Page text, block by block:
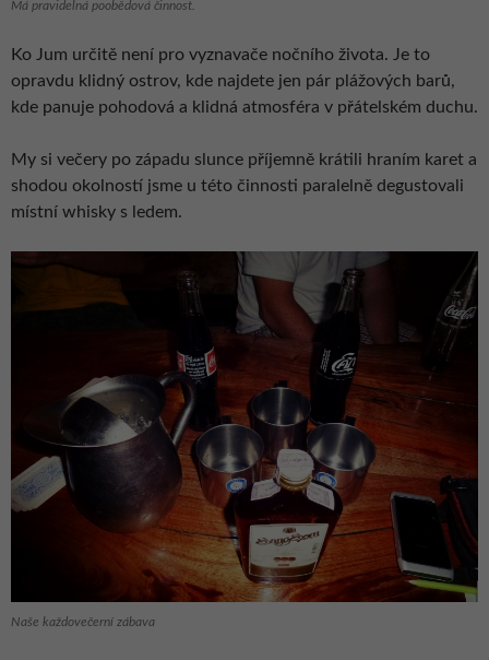
Má pravidelná poobědová činnost.
Ko Jum určitě není pro vyznavače nočního života. Je to
opravdu klidný ostrov, kde najdete jen pár plážových barů,
kde panuje pohodová a klidná atmosféra v přátelském duchu.
My si večery po západu slunce příjemně krátili hraním karet a
shodou okolností jsme u této činnosti paralelně degustovali
místní whisky s ledem.
Naše každovečerní zábava